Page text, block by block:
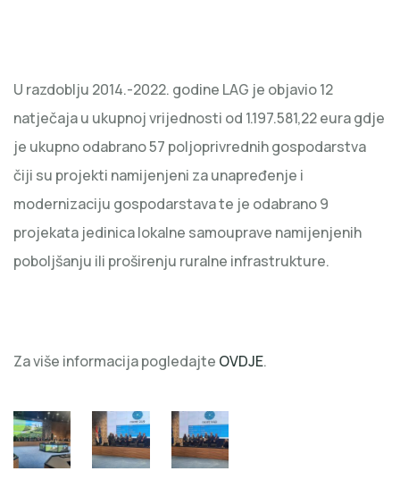
U razdoblju 2014.-2022. godine LAG je objavio 12
natječaja u ukupnoj vrijednosti od 1.197.581,22 eura gdje
je ukupno odabrano 57 poljoprivrednih gospodarstva
čiji su projekti namijenjeni za unapređenje i
modernizaciju gospodarstava te je odabrano 9
projekata jedinica lokalne samouprave namijenjenih
poboljšanju ili proširenju ruralne infrastrukture.
Za više informacija pogledajte OVDJE.